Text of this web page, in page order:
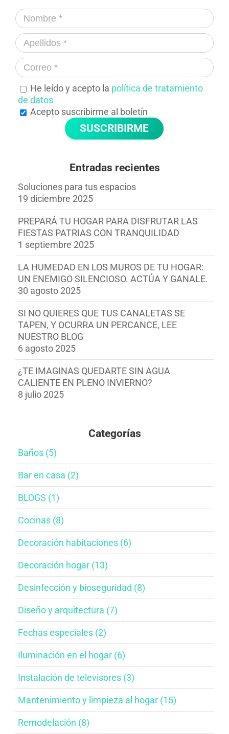
He leído y acepto la política de tratamiento
de datos
Acepto suscribirme al boletín
Entradas recientes
Soluciones para tus espacios
19 diciembre 2025
PREPARÁ TU HOGAR PARA DISFRUTAR LAS
FIESTAS PATRIAS CON TRANQUILIDAD
1 septiembre 2025
LA HUMEDAD EN LOS MUROS DE TU HOGAR:
UN ENEMIGO SILENCIOSO. ACTÚA Y GANALE.
30 agosto 2025
SI NO QUIERES QUE TUS CANALETAS SE
TAPEN, Y OCURRA UN PERCANCE, LEE
NUESTRO BLOG
6 agosto 2025
¿TE IMAGINAS QUEDARTE SIN AGUA
CALIENTE EN PLENO INVIERNO?
8 julio 2025
Categorías
Baños​ (5)
Bar en casa​ (2)
BLOGS (1)
Cocinas (8)
Decoración habitaciones​ (6)
Decoración hogar (13)
Desinfección y bioseguridad​ (8)
Diseño y arquitectura​ (7)
Fechas especiales​ (2)
Iluminación en el hogar​ (6)
Instalación de televisores​ (3)
Mantenimiento y limpieza al hogar​ (15)
Remodelación​ (8)